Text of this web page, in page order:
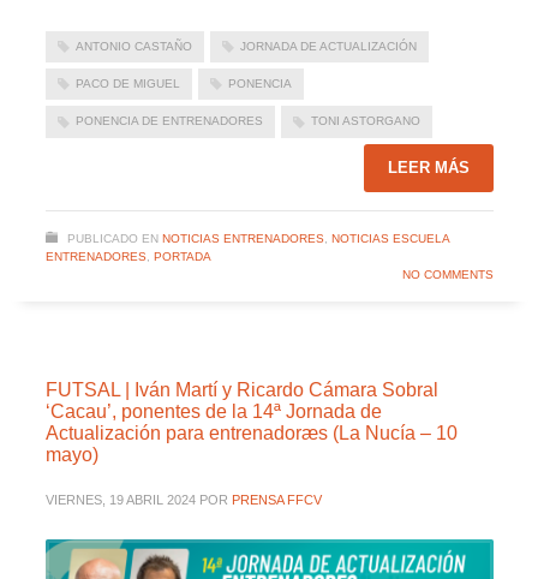
ANTONIO CASTAÑO JORNADA DE ACTUALIZACIÓN
PACO DE MIGUEL PONENCIA
PONENCIA DE ENTRENADORES TONI ASTORGANO
LEER MÁS
PUBLICADO EN NOTICIAS ENTRENADORES, NOTICIAS ESCUELA
ENTRENADORES, PORTADA
NO COMMENTS
FUTSAL | Iván Martí y Ricardo Cámara Sobral
‘Cacau’, ponentes de la 14ª Jornada de
Actualización para entrenadoræs (La Nucía – 10
mayo)
VIERNES, 19 ABRIL 2024 POR PRENSA FFCV